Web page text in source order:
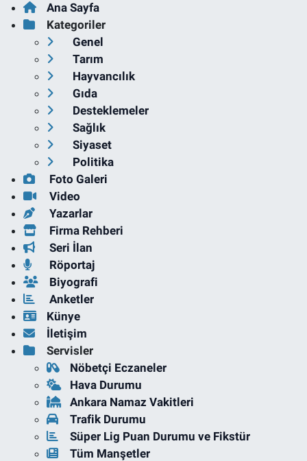
Ana Sayfa
Kategoriler
Genel
Tarım
Hayvancılık
Gıda
Desteklemeler
Sağlık
Siyaset
Politika
Foto Galeri
Video
Yazarlar
Firma Rehberi
Seri İlan
Röportaj
Biyografi
Anketler
Künye
İletişim
Servisler
Nöbetçi Eczaneler
Hava Durumu
Ankara Namaz Vakitleri
Trafik Durumu
Süper Lig Puan Durumu ve Fikstür
Tüm Manşetler